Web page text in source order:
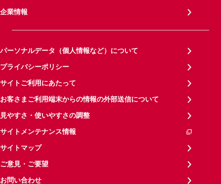
企業情報
パーソナルデータ（個人情報など）について
プライバシーポリシー
サイトご利用にあたって
お客さまご利用端末からの情報の外部送信について
見やすさ・使いやすさの調整
サイトメンテナンス情報
サイトマップ
ご意見・ご要望
お問い合わせ